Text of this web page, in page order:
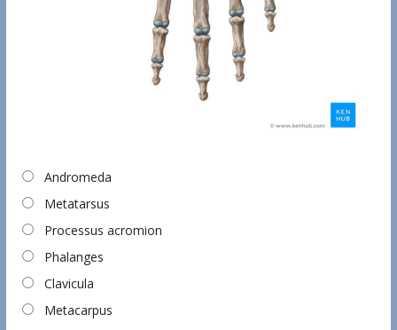
Andromeda
Metatarsus
Processus acromion
Phalanges
Clavicula
Metacarpus